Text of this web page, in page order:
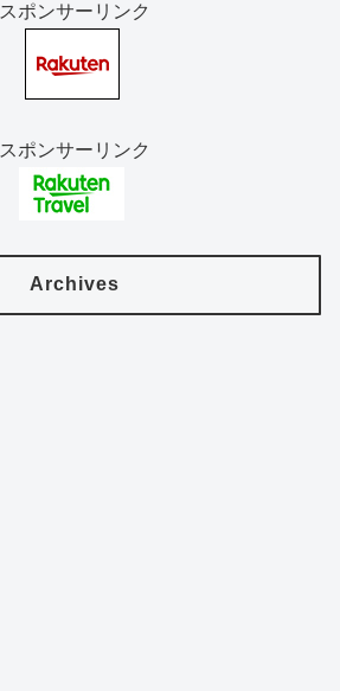
スポンサーリンク
スポンサーリンク
Archives